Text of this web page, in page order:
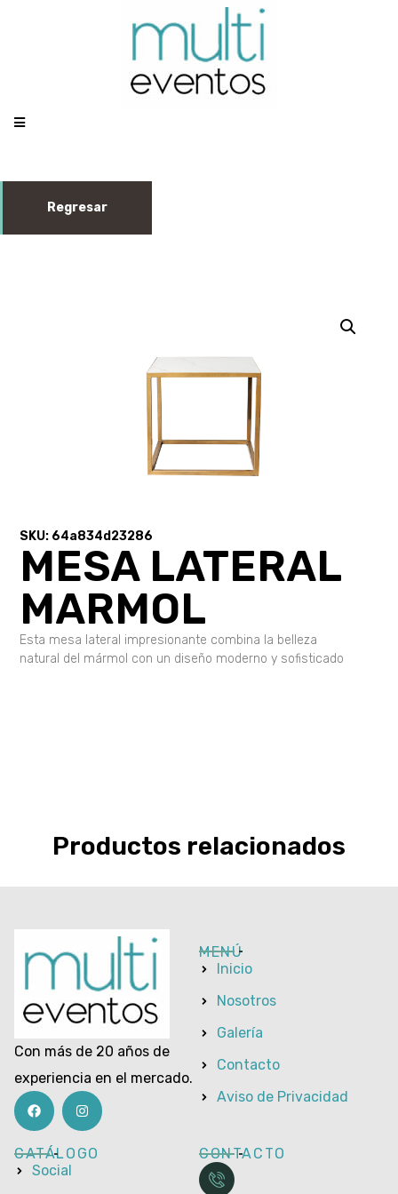
SKU: 64a834d23286
MESA LATERAL
MARMOL
Esta mesa lateral impresionante combina la belleza
natural del mármol con un diseño moderno y sofisticado
Productos relacionados
Con más de 20 años de
experiencia en el mercado.
MENÚ
Inicio
Nosotros
Galería
Contacto
Aviso de Privacidad
CATÁLOGO
Social
CONTACTO